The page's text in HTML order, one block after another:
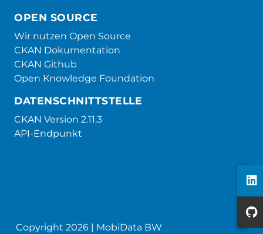
OPEN SOURCE
Wir nutzen Open Source
CKAN Dokumentation
CKAN Github
Open Knowledge Foundation
DATENSCHNITTSTELLE
CKAN Version 2.11.3
API-Endpunkt
Copyright 2026 | MobiData BW